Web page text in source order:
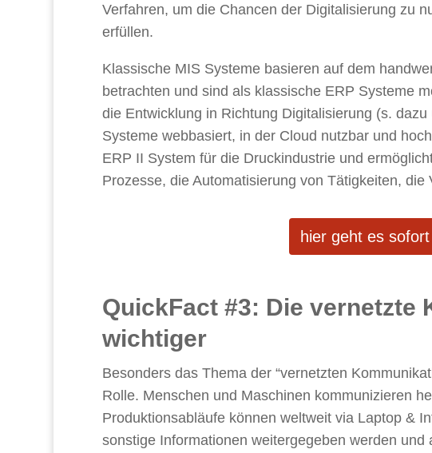
Verfahren, um die Chancen der Digitalisierung zu
erfüllen.
Klassische MIS Systeme basieren auf dem
betrachten und sind als klassische ERP Systeme
die Entwicklung in Richtung Digitalisierung (s. dazu
Systeme webbasiert, in der Cloud nutzbar und
ERP II System für die Druckindustrie und
Prozesse, die Automatisierung von Tätigkeiten,
hier geht es
QuickFact #3: Die
wichtiger
Besonders das Thema der “vernetzten
Rolle. Menschen und Maschinen kommunizieren
Produktionsabläufe können weltweit via Laptop &
sonstige Informationen weitergegeben werden und